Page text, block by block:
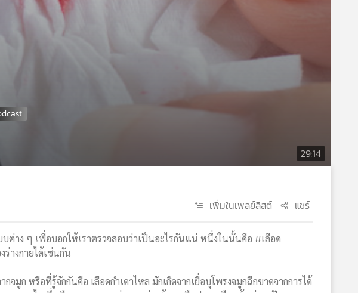
29:14
เพิ่มในเพลย์ลิสต์ แชร์
าง ๆ เพื่อบอกให้เราตรวจสอบว่าเป็นอะไรกันแน่ หนึ่งในนั้นคือ #เลือด
างกายได้เช่นกัน
มูก หรือที่รู้จักกันคือ เลือดกำเดาไหล มักเกิดจากเยื่อบุโพรงจมูกฉีกขาดจากการได้